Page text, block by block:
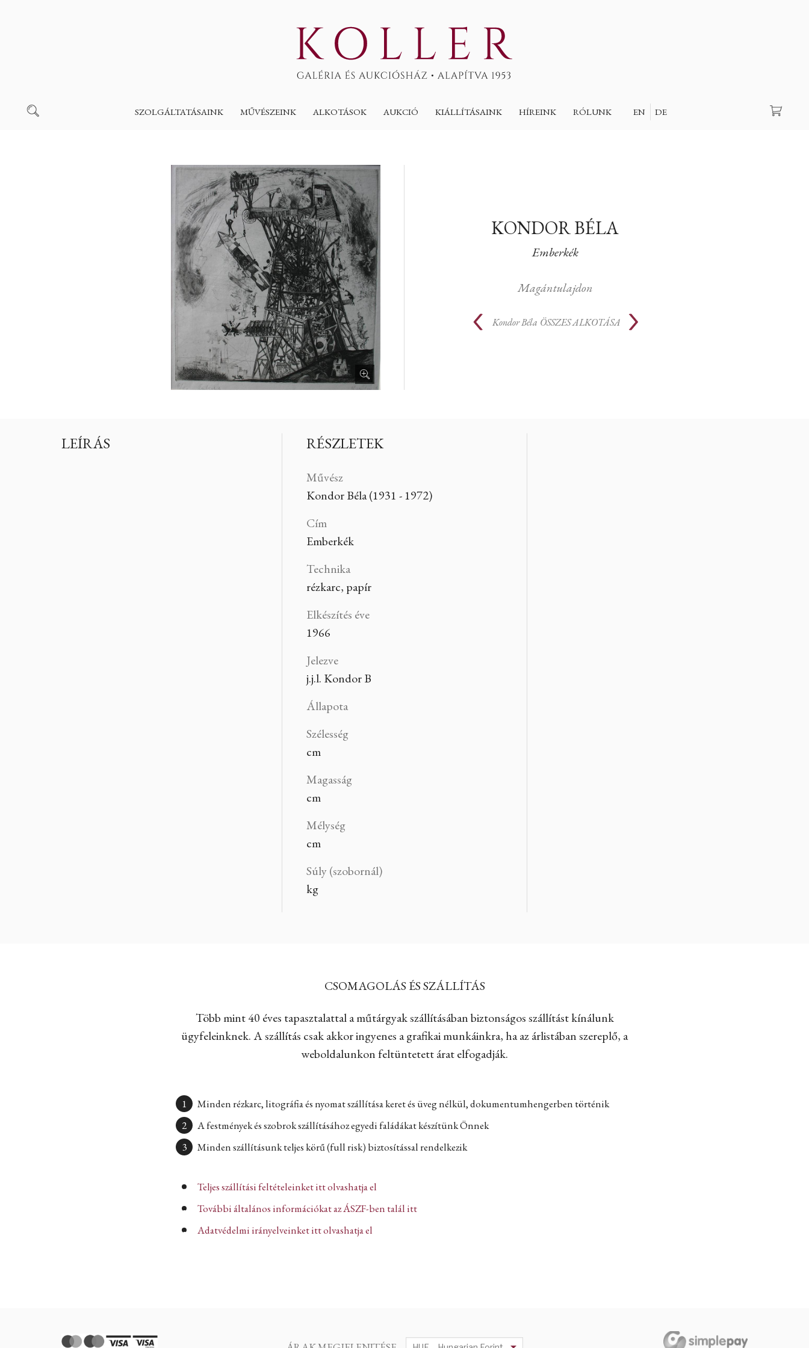
SZOLGÁLTATÁSAINK MŰVÉSZEINK ALKOTÁSOK AUKCIÓ KIÁLLÍTÁSAINK HÍREINK RÓLUNK EN DE
Keresés
KONDOR BÉLA
Emberkék
Magántulajdon
Kondor Béla ÖSSZES ALKOTÁSA
LEÍRÁS RÉSZLETEK
Művész
Kondor Béla (1931 - 1972)
Cím
Emberkék
Technika
rézkarc, papír
Elkészítés éve
1966
Jelezve
j.j.l. Kondor B
Állapota
Szélesség
cm
Magasság
cm
Mélység
cm
Súly (szobornál)
kg
CSOMAGOLÁS ÉS SZÁLLÍTÁS
Több mint 40 éves tapasztalattal a műtárgyak szállításában biztonságos szállítást kínálunk
ügyfeleinknek. A szállítás csak akkor ingyenes a grafikai munkáinkra, ha az árlistában szereplő, a
weboldalunkon feltüntetett árat elfogadják.
Minden rézkarc, litográfia és nyomat szállítása keret és üveg nélkül, dokumentumhengerben történik
A festmények és szobrok szállításához egyedi faládákat készítünk Önnek
Minden szállításunk teljes körű (full risk) biztosítással rendelkezik
Teljes szállítási feltételeinket itt olvashatja el
További általános információkat az ÁSZF-ben talál itt
Adatvédelmi irányelveinket itt olvashatja el